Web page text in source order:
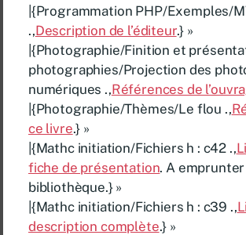
|{Programmation PHP/Exemples/
.,Description de l’éditeur.} »
|{Photographie/Finition et
photographies/Projection des
numériques .,Références de
|{Photographie/Thèmes/Le flou .,
ce livre.} »
|{Mathc initiation/Fichiers h : c42 .,
fiche de présentation. A
bibliothèque.} »
|{Mathc initiation/Fichiers h : c39 .,
description complète.} »